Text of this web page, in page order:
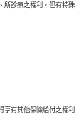
所診療之權利，但有特殊
享有其他保險給付之權利